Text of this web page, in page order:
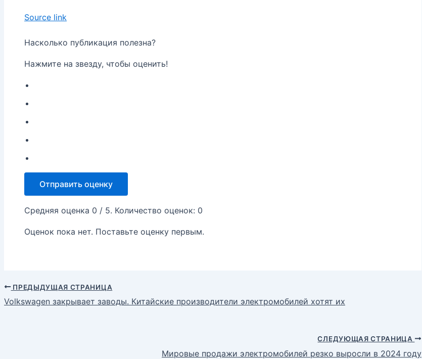
Source link
Насколько публикация полезна?
Нажмите на звезду, чтобы оценить!
Отправить оценку
Средняя оценка 0 / 5. Количество оценок: 0
Оценок пока нет. Поставьте оценку первым.
ПРЕДЫДУЩАЯ СТРАНИЦА
Volkswagen закрывает заводы. Китайские производители электромобилей хотят их
СЛЕДУЮЩАЯ СТРАНИЦА
Мировые продажи электромобилей резко выросли в 2024 году